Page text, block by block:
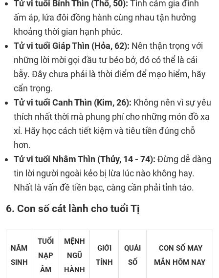
Tử vi tuổi Bính Thìn (Thổ, 50): Tình cảm gia đình
ấm áp, lứa đôi đồng hành cùng nhau tận hưởng
khoảng thời gian hạnh phúc.
Tử vi tuổi Giáp Thìn (Hỏa, 62): Nên thận trọng với
những lời mời gọi đầu tư béo bở, đó có thể là cái
bẫy. Đây chưa phải là thời điểm để mạo hiểm, hãy
cẩn trọng.
Tử vi tuổi Canh Thìn (Kim, 26): Không nên vì sự yêu
thích nhất thời mà phung phí cho những món đồ xa
xỉ. Hãy học cách tiết kiệm và tiêu tiền đúng chỗ
hơn.
Tử vi tuổi Nhâm Thìn (Thủy, 14 - 74): Đừng dễ dàng
tin lời người ngoài kẻo bị lừa lúc nào không hay.
Nhất là vấn đề tiền bạc, càng cần phải tỉnh táo.
6. Con số cát lành cho tuổi Tị
NĂM
SINH
TUỔI
NẠP
ÂM
MỆNH
NGŨ
HÀNH
GIỚI
TÍNH
QUÁI
SỐ
CON SỐ MAY
MẮN HÔM NAY